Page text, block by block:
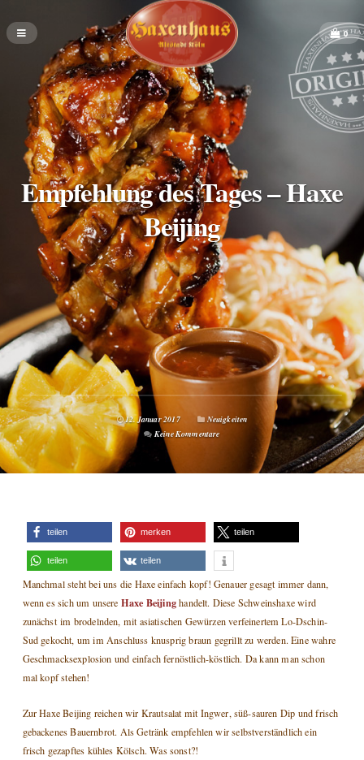
0
Empfehlung des Tages – Haxe
Beijing
12. Januar 2017
Neuigkeiten
Keine Kommentare
teilen merken teilen
teilen teilen
Manchmal steht bei uns die Haxe einfach kopf! Genauer gesagt immer dann,
wenn es sich um unsere Haxe Beijinghandelt. Diese Schweinshaxe wird
zunächst im brodelnden, mit asiatischen Gewürzen verfeinertem Lo-Dschin-
Sud gekocht, um im Anschluss knusprig braun gegrillt zu werden. Eine wahre
Geschmacksexplosion und einfach fernöstlich-köstlich. Da kann man schon
mal kopf stehen!
Zur Haxe Beijing reichen wir Krautsalat mit Ingwer, süß-sauren Dip und frisch
gebackenes Bauernbrot. Als Getränk empfehlen wir selbstverständlich ein
frisch gezapftes kühles Kölsch. Was sonst?!